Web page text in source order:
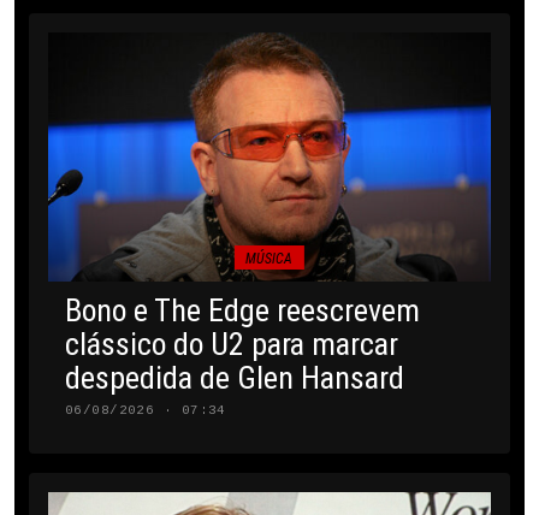
MÚSICA
Bono e The Edge reescrevem
clássico do U2 para marcar
despedida de Glen Hansard
06/08/2026 · 07:34